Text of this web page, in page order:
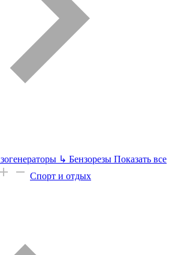
↳ Бензорезы Показать все
Спорт и отдых